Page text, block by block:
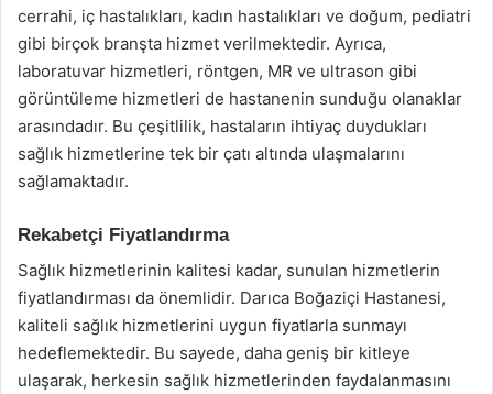
cerrahi, iç hastalıkları, kadın hastalıkları ve doğum, pediatri
gibi birçok branşta hizmet verilmektedir. Ayrıca,
laboratuvar hizmetleri, röntgen, MR ve ultrason gibi
görüntüleme hizmetleri de hastanenin sunduğu olanaklar
arasındadır. Bu çeşitlilik, hastaların ihtiyaç duydukları
sağlık hizmetlerine tek bir çatı altında ulaşmalarını
sağlamaktadır.
Rekabetçi Fiyatlandırma
Sağlık hizmetlerinin kalitesi kadar, sunulan hizmetlerin
fiyatlandırması da önemlidir. Darıca Boğaziçi Hastanesi,
kaliteli sağlık hizmetlerini uygun fiyatlarla sunmayı
hedeflemektedir. Bu sayede, daha geniş bir kitleye
ulaşarak, herkesin sağlık hizmetlerinden faydalanmasını